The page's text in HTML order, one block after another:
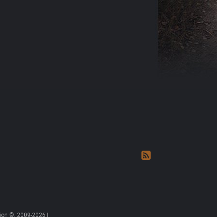
©, 2009-2026 |